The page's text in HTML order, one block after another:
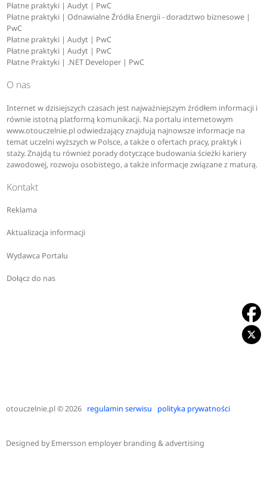
Płatne praktyki | Audyt | PwC
Płatne praktyki | Odnawialne Źródła Energii - doradztwo biznesowe |
PwC
Płatne praktyki | Audyt | PwC
Płatne praktyki | Audyt | PwC
Płatne Praktyki | .NET Developer | PwC
O nas
Internet w dzisiejszych czasach jest najważniejszym źródłem informacji i
równie istotną platformą komunikacji. Na portalu internetowym
www.otouczelnie.pl odwiedzający znajdują najnowsze informacje na
temat uczelni wyższych w Polsce, a także o ofertach pracy, praktyk i
staży. Znajdą tu również porady dotyczące budowania ścieżki kariery
zawodowej, rozwoju osobistego, a także informacje związane z maturą.
Kontakt
Reklama
Aktualizacja informacji
Wydawca Portalu
Dołącz do nas
otouczelnie.pl© 2026 regulamin serwisu polityka prywatności
Designed byEmersson employer branding & advertising